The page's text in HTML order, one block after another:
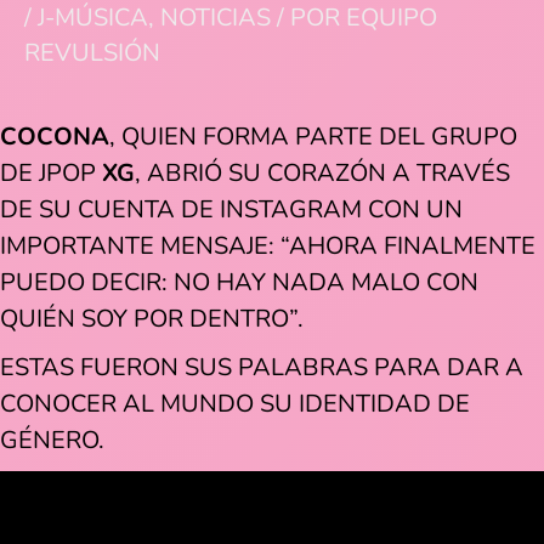
/J-MÚSICA, NOTICIAS/ POR EQUIPO
REVULSIÓN
COCONA, QUIEN FORMA PARTE DEL GRUPO
DE JPOP XG, ABRIÓ SU CORAZÓN A TRAVÉS
DE SU CUENTA DE INSTAGRAM CON UN
IMPORTANTE MENSAJE: “AHORA FINALMENTE
PUEDO DECIR: NO HAY NADA MALO CON
QUIÉN SOY POR DENTRO”.
ESTAS FUERON SUS PALABRAS PARA DAR A
CONOCER AL MUNDO SU IDENTIDAD DE
GÉNERO.